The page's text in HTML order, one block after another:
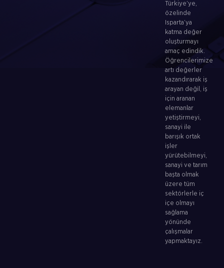
Türkiye’ye,
özelinde
Isparta’ya
katma değer
oluşturmayı
amaç edindik.
Öğrencilerimize
artı değerler
kazandırarak iş
arayan değil, iş
için aranan
elemanlar
yetiştirmeyi,
sanayi ile
barışık ortak
işler
yürütebilmeyi,
sanayi ve tarım
başta olmak
üzere tüm
sektörlerle iç
içe olmayı
sağlama
yönünde
çalışmalar
yapmaktayız.